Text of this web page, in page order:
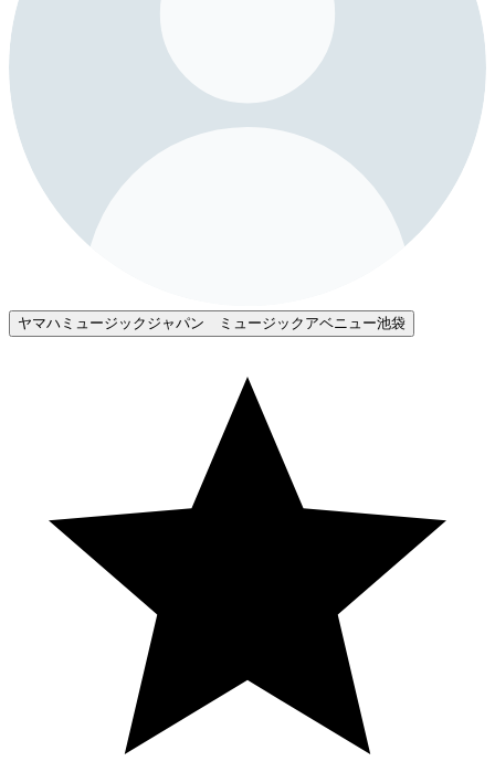
ヤマハミュージックジャパン ミュージックアベニュー池袋